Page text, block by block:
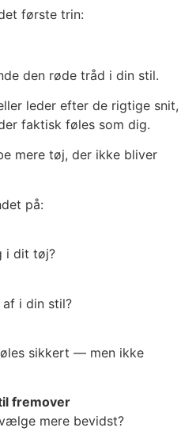
første trin:
den røde tråd i din stil.
leder efter de rigtige snit,
faktisk føles som dig.
mere tøj, der ikke bliver
på:
i dit tøj?
af i din stil?
sikkert — men ikke
fremover
mere bevidst?